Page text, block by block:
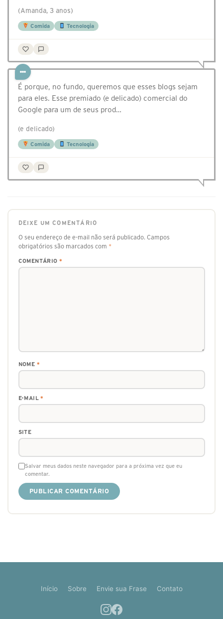
(Amanda, 3 anos)
Comida Tecnologia
É porque, no fundo, queremos que esses blogs sejam
para eles. Esse premiado (e delicado) comercial do
Google para um de seus prod…
(e delicado)
Comida Tecnologia
DEIXE UM COMENTÁRIO
O seu endereço de e-mail não será publicado. Campos
obrigatórios são marcados com *
COMENTÁRIO *
NOME *
E-MAIL*
SITE
Salvar meus dados neste navegador para a próxima vez que eu
comentar.
Início Sobre Envie sua Frase Contato